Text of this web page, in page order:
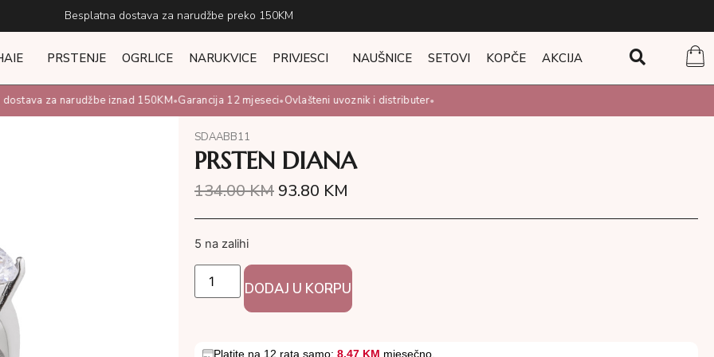
Besplatna dostava za narudžbe preko 150KM
PRSTENJE OGRLICE NARUKVICE PRIVJESCI NAUŠNICE SETOVI KOPČE AKCIJA
za narudžbe iznad 150KM •Garancija 12 mjeseci•Ovlašteni uvoznik i distributer•
SDAABB11
PRSTEN DIANA
134.00KM 93.80 KM
5 na zalihi
DODAJ U KORPU
Platite na 12 rata samo: 8.47 KM mjesečno.